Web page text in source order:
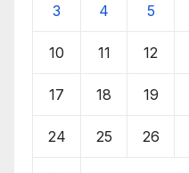
3 4 5
10 11 12
17 18 19
24 25 26